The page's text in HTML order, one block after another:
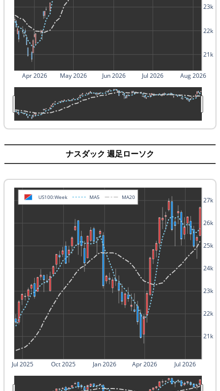
Apr 2026 May 2026 Jun 2026 Jul 2026 Aug 2026
21k
22k
23k
ナスダック 週足ローソク
Jul 2025 Oct 2025 Jan 2026 Apr 2026 Jul 2026
21k
22k
23k
24k
25k
26k
27k
US100:Week MA5 MA20